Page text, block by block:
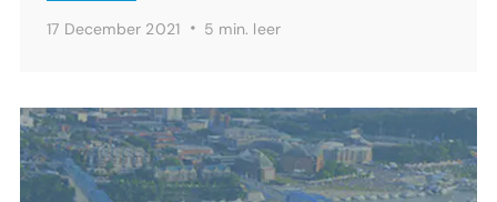
17 December 2021 · 5 min. leer